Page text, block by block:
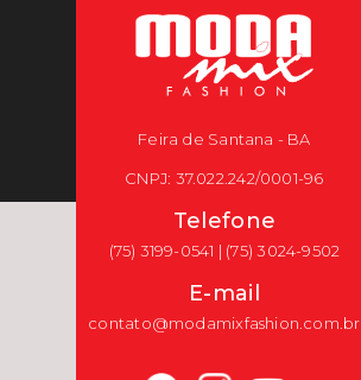
Feira de Santana - BA
CNPJ: 37.022.242/0001-96
Telefone
(75) 3199-0541 | (75) 3024-9502
E-mail
contato@modamixfashion.com.br